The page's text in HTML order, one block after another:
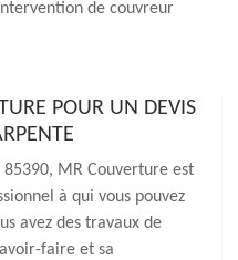
de couvreur
POUR UN DEVIS
MR Couverture est
à qui vous pouvez
avez des travaux de
faire et sa